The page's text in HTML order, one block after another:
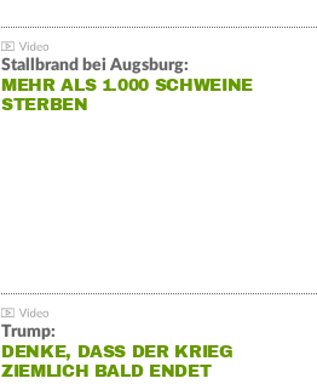
Stallbrand bei Augsburg:
MEHR ALS 1.000 SCHWEINE
STERBEN
Trump:
DENKE, DASS DER KRIEG
ZIEMLICH BALD ENDET